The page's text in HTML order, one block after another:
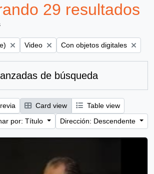
29 resultados
Remove filter:
Video Remove filter:
Con objetos digitales
de búsqueda
Card view
Table view
por: Título
Dirección: Descendente